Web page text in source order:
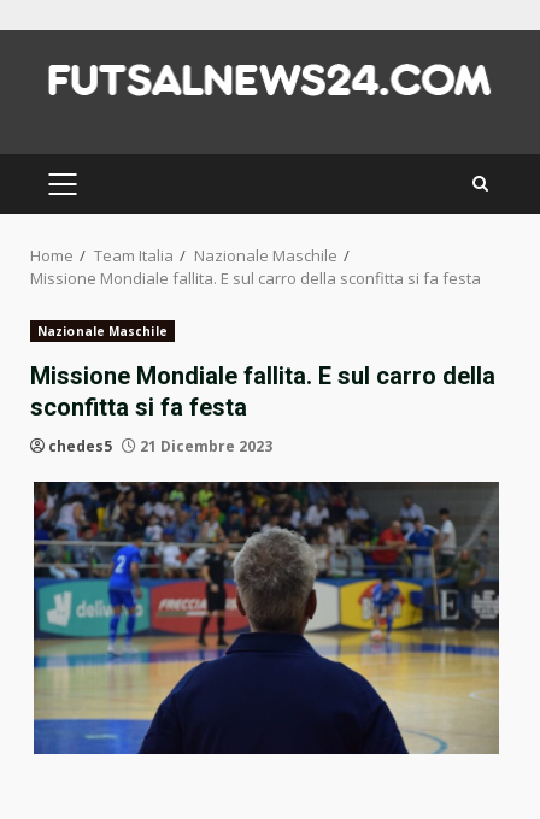
content
PRIMARY
MENU
Home Team Italia
Nazionale Maschile
Missione Mondiale fallita. E sul carro della sconfitta si fa festa
Nazionale Maschile
Missione Mondiale fallita. E sul carro della
sconfitta si fa festa
chedes5 21 Dicembre 2023